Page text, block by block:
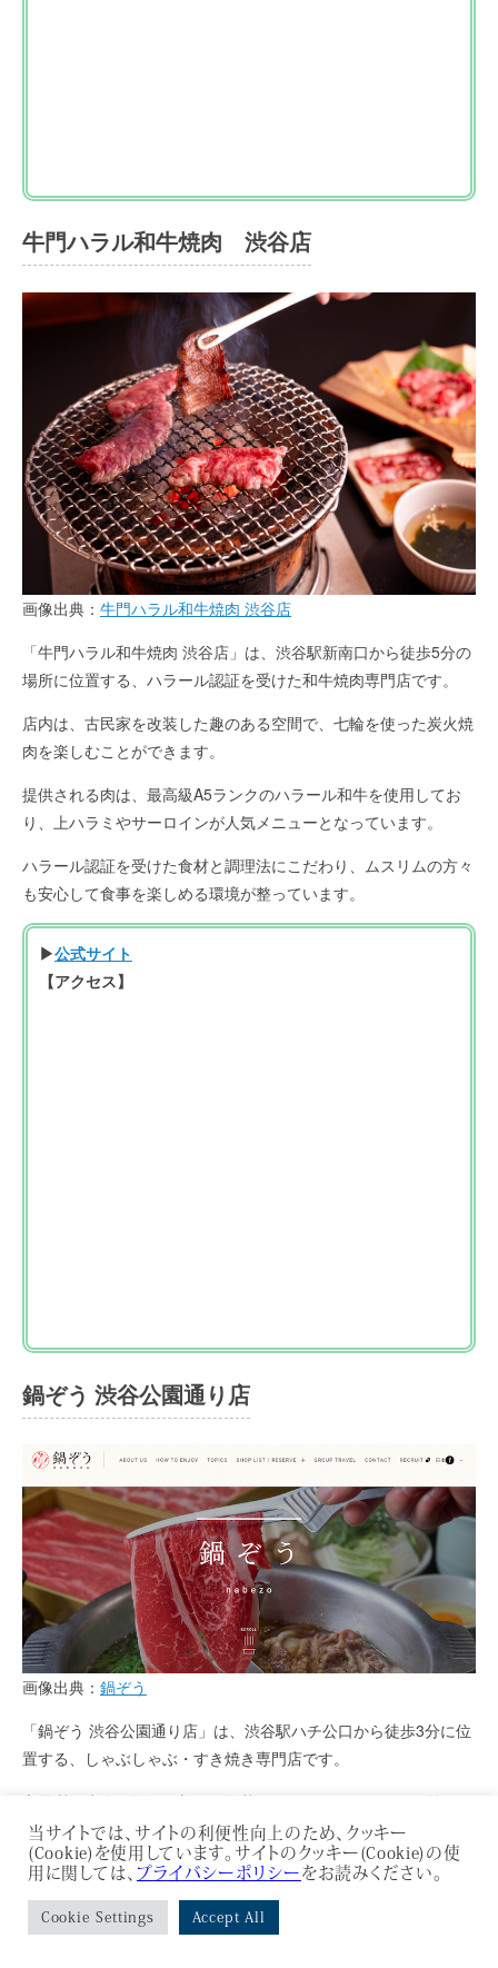
牛門ハラル和牛焼肉 渋谷店
画像出典： 牛門ハラル和牛焼肉 渋谷店
「牛門ハラル和牛焼肉 渋谷店」は、渋谷駅新南口から徒歩5分の
場所に位置する、ハラール認証を受けた和牛焼肉専門店です。
店内は、古民家を改装した趣のある空間で、七輪を使った炭火焼
肉を楽しむことができます。
提供される肉は、最高級A5ランクのハラール和牛を使用してお
り、上ハラミやサーロインが人気メニューとなっています。
ハラール認証を受けた食材と調理法にこだわり、ムスリムの方々
も安心して食事を楽しめる環境が整っています。
▶公式サイト
【アクセス】
鍋ぞう 渋谷公園通り店
画像出典： 鍋ぞう
「鍋ぞう 渋谷公園通り店」は、渋谷駅ハチ公口から徒歩3分に位
置する、しゃぶしゃぶ・すき焼き専門店です。
高品質な牛肉や豚肉、新鮮な野菜を、しゃぶしゃぶやすき焼きで
心ゆくまで味わえます。
特製のつけダレや薬味で、自分好みの味付けに調整できるのも魅
力で、美味しく食事を楽しめます。
当サイトでは、サイトの利便性向上のため、クッキー
(Cookie)を使用しています。サイトのクッキー(Cookie)の使
用に関しては、 プライバシーポリシー をお読みください。
Cookie Settings Accept All